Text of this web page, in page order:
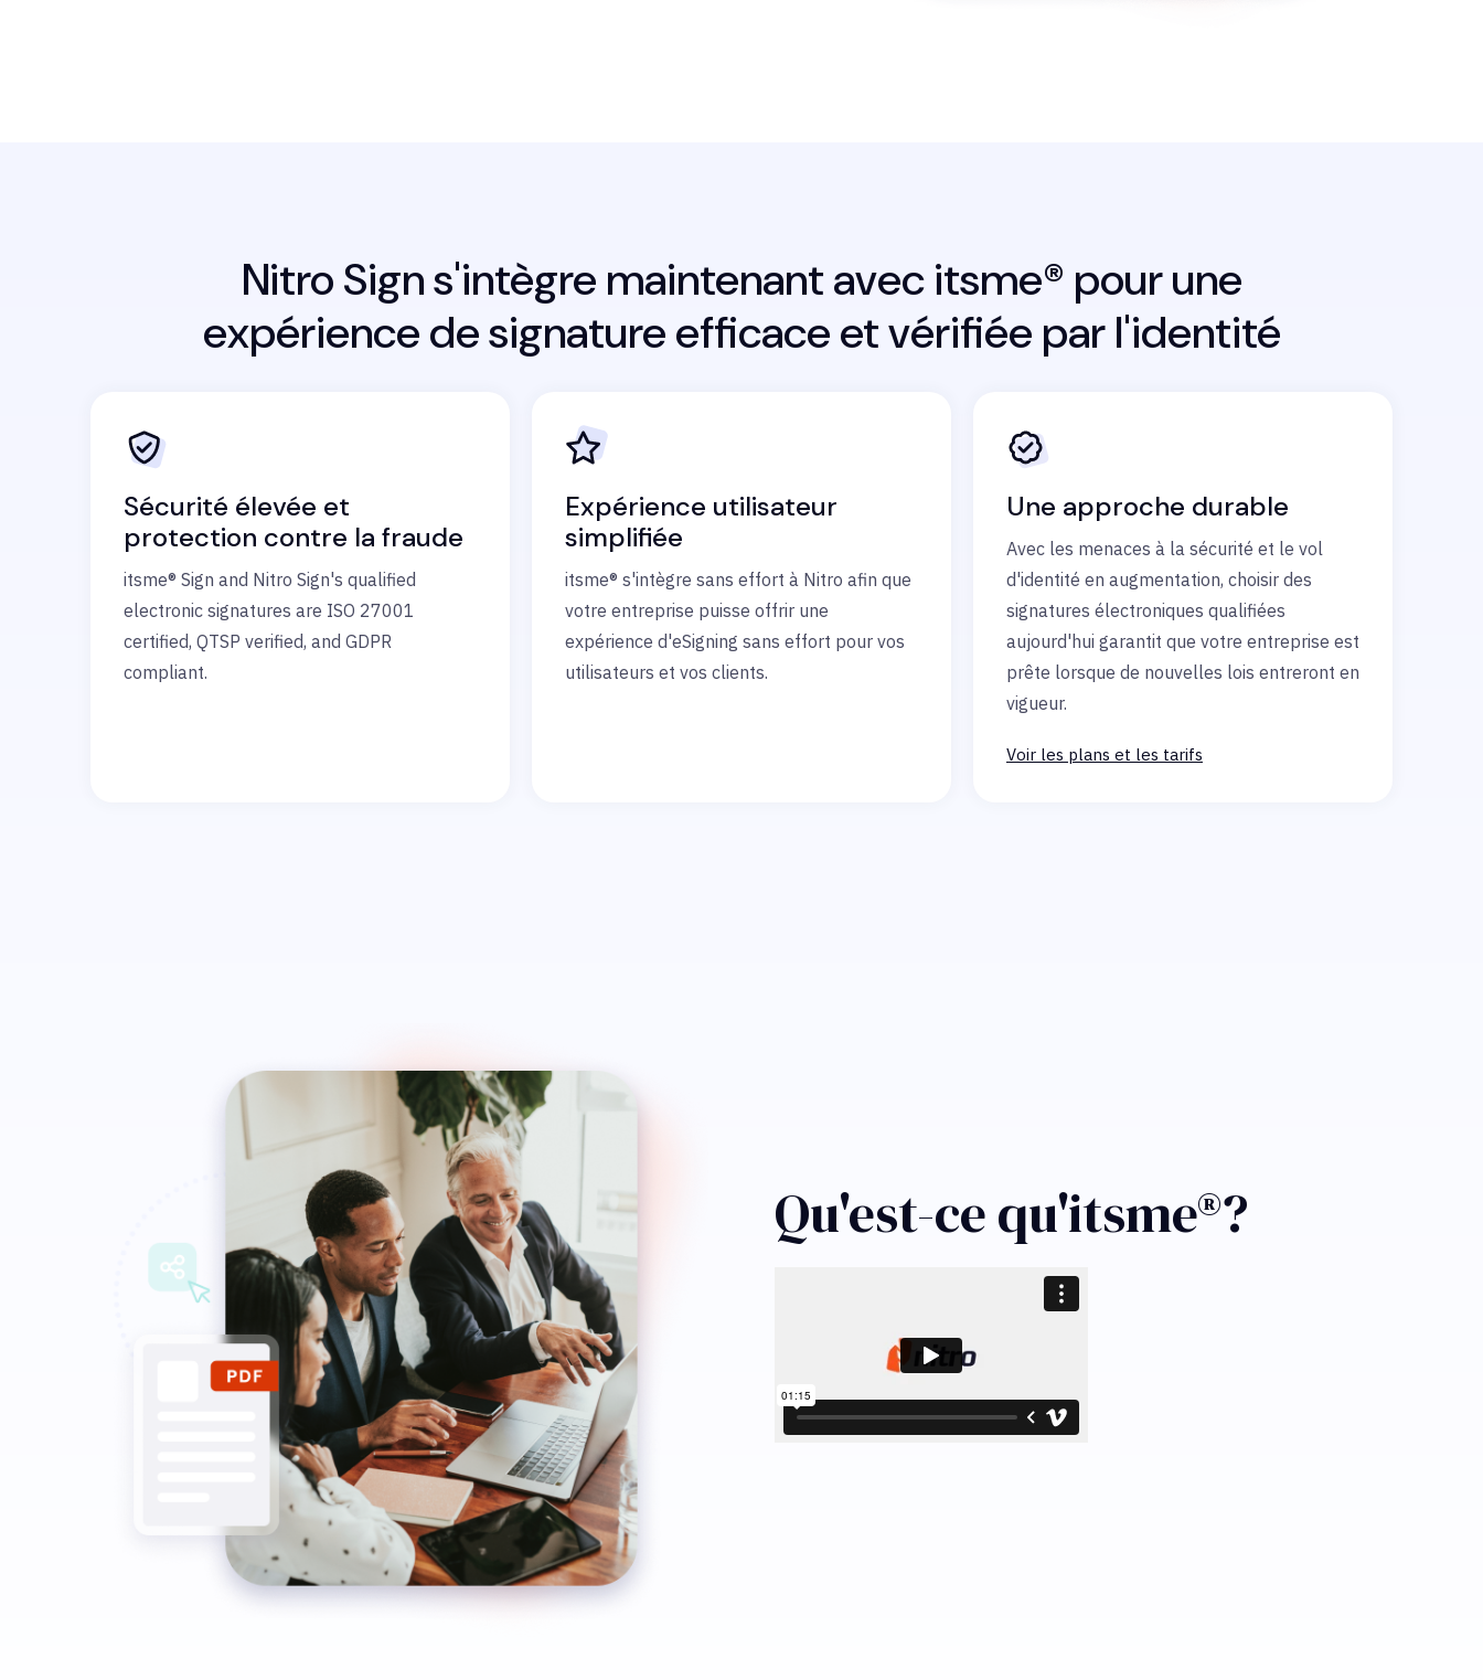
Nitro Sign s'intègre maintenant avec itsme® pour une
expérience de signature efficace et vérifiée par l'identité
Sécurité élevée et
protection contre la fraude
itsme® Sign and Nitro Sign's qualified
electronic signatures are ISO 27001
certified, QTSP verified, and GDPR
compliant.
Expérience utilisateur
simplifiée
itsme® s'intègre sans effort à Nitro afin que
votre entreprise puisse offrir une
expérience d'eSigning sans effort pour vos
utilisateurs et vos clients.
Une approche durable
Avec les menaces à la sécurité et le vol
d'identité en augmentation, choisir des
signatures électroniques qualifiées
aujourd'hui garantit que votre entreprise est
prête lorsque de nouvelles lois entreront en
vigueur.
Voir les plans et les tarifs
Qu'est-ce qu'itsme®?